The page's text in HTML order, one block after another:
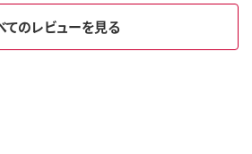
てのレビューを見る